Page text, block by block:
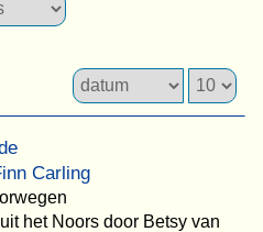
Carling
het Noors door Betsy van